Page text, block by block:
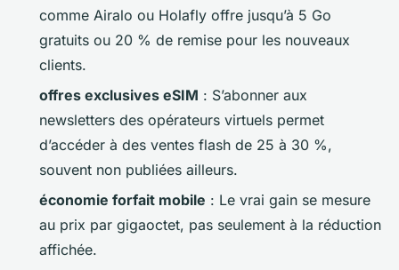
comme Airalo ou Holafly offre jusqu’à 5 Go
gratuits ou 20 % de remise pour les nouveaux
clients.
offres exclusives eSIM : S’abonner aux
newsletters des opérateurs virtuels permet
d’accéder à des ventes flash de 25 à 30 %,
souvent non publiées ailleurs.
économie forfait mobile : Le vrai gain se mesure
au prix par gigaoctet, pas seulement à la réduction
affichée.